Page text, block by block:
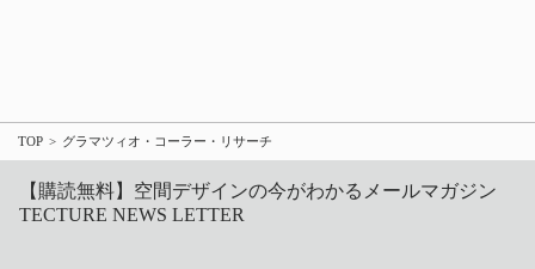
TOP グラマツィオ・コーラー・リサーチ
【購読無料】空間デザインの今がわかるメールマガジン
TECTURE NEWS LETTER